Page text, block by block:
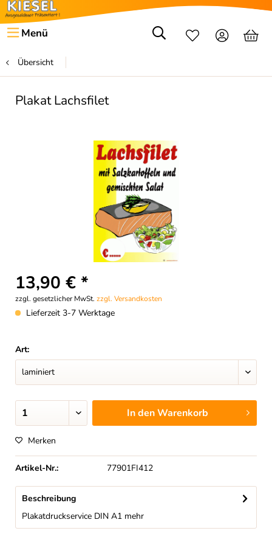
Menü
Übersicht
Plakat Lachsfilet
13,90 € *
zzgl. gesetzlicher MwSt. zzgl. Versandkosten
Lieferzeit 3-7 Werktage
Art:
In denWarenkorb
Merken
Artikel-Nr.: 77901FI412
Beschreibung
Plakatdruckservice DIN A1 mehr